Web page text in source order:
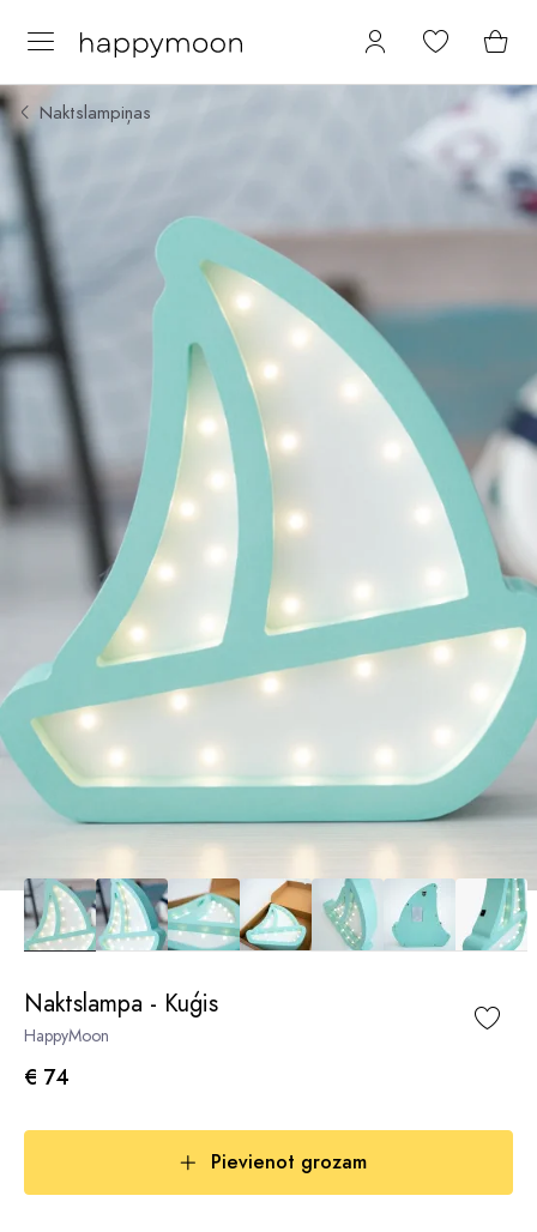
Naktslampiņas
Naktslampa - Kuģis
HappyMoon
€ 74
Pievienot grozam